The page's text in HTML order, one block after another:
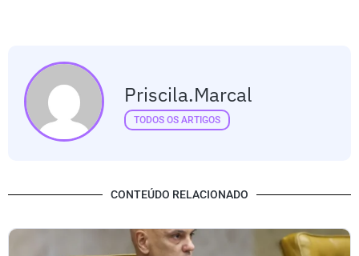
Priscila.marcal
TODOS OS ARTIGOS
CONTEÚDO RELACIONADO